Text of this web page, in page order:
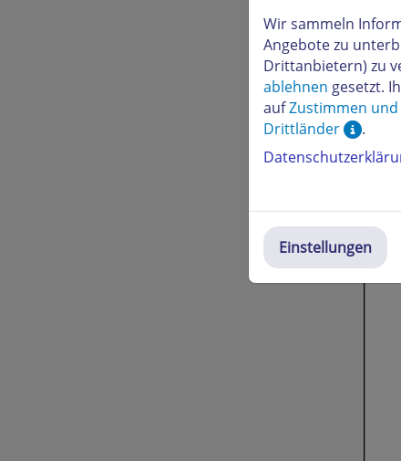
um
Wir sammeln
Angebote zu
Drittanbietern) zu
ablehnen gesetzt.
aufZustimmen
Drittländer
.
Einstellungen